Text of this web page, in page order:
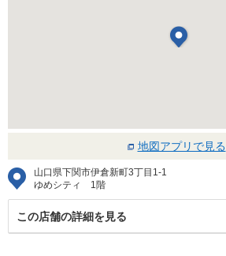
地図アプリで見る
山口県下関市伊倉新町3丁目1-1
ゆめシティ 1階
この店舗の詳細を見る